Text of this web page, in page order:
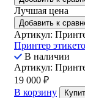
Лучшая цена
Добавить к
Артикул:
Принтер
В наличии
Артикул:
19 000 ₽
В корзину